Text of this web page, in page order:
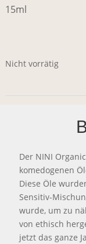
15ml
Nicht vorrätig
Der NINI
komedogenen
Diese Öle
Sensitiv-
wurde, um zu
von ethisch
jetzt das ganze